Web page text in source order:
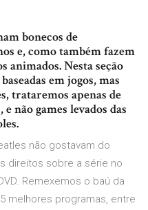
bonecos de
e, como também fazem
animados. Nesta seção
em jogos, mas
trataremos apenas de
não games levados das
não gostavam do
direitos sobre a série no
Remexemos o baú da
melhores programas, entre